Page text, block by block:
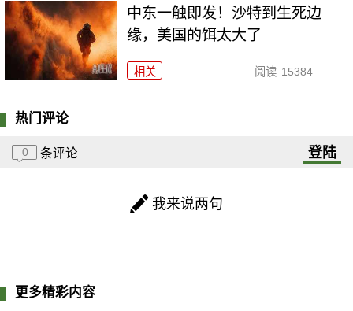
中东一触即发！沙特到生死边
缘，美国的饵太大了
相关 阅读 15384
热门评论
0 条评论 登陆
我来说两句
更多精彩内容